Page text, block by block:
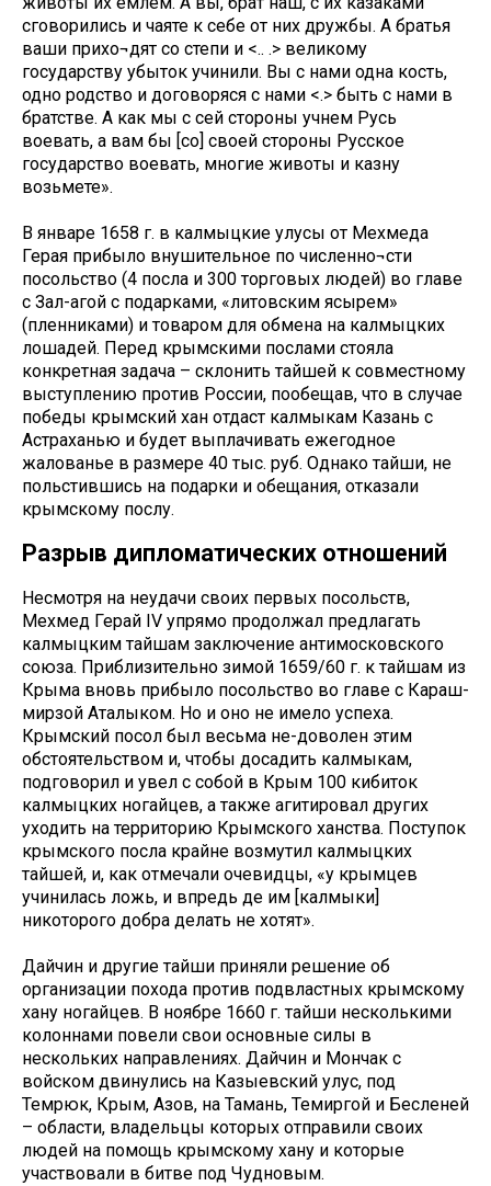
сговорились и чаяте к себе от них дружбы. А братья
ваши прихо¬дят со степи и <.. .> великому
государству убыток учинили. Вы с нами одна кость,
одно родство и договоряся с нами <.> быть с нами в
братстве. А как мы с сей стороны учнем Русь
воевать, а вам бы [со] своей стороны Русское
государство воевать, многие животы и казну
возьмете».
В январе 1658 г. в калмыцкие улусы от Мехмеда
Герая прибыло внушительное по численно¬сти
посольство (4 посла и 300 торговых людей) во главе
с Зал-агой с подарками, «литовским ясырем»
(пленниками) и товаром для обмена на калмыцких
лошадей. Перед крымскими послами стояла
конкретная задача – склонить тайшей к совместному
выступлению против России, пообещав, что в случае
победы крымский хан отдаст калмыкам Казань с
Астраханью и будет выплачивать ежегодное
жалованье в размере 40 тыс. руб. Однако тайши, не
польстившись на подарки и обещания, отказали
крымскому послу.
Разрыв дипломатических отношений
Несмотря на неудачи своих первых посольств,
Мехмед Герай IV упрямо продолжал предлагать
калмыцким тайшам заключение антимосковского
союза. Приблизительно зимой 1659/60 г. к тайшам из
Крыма вновь прибыло посольство во главе с Караш-
мирзой Аталыком. Но и оно не имело успеха.
Крымский посол был весьма не-доволен этим
обстоятельством и, чтобы досадить калмыкам,
подговорил и увел с собой в Крым 100 кибиток
калмыцких ногайцев, а также агитировал других
уходить на территорию Крымского ханства. Поступок
крымского посла крайне возмутил калмыцких
тайшей, и, как отмечали очевидцы, «у крымцев
учинилась ложь, и впредь де им [калмыки]
никоторого добра делать не хотят».
Дайчин и другие тайши приняли решение об
организации похода против подвластных крымскому
хану ногайцев. В ноябре 1660 г. тайши несколькими
колоннами повели свои основные силы в
нескольких направлениях. Дайчин и Мончак с
войском двинулись на Казыевский улус, под
Темрюк, Крым, Азов, на Тамань, Темиргой и Бесленей
– области, владельцы которых отправили своих
людей на помощь крымскому хану и которые
участвовали в битве под Чудновым.